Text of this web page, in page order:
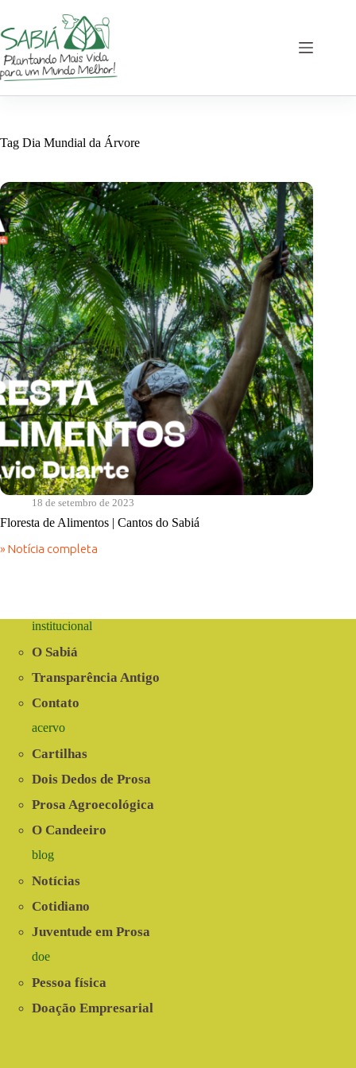
o
conteúdo
Tag Dia Mundial da Árvore
18 de setembro de 2023
Floresta de Alimentos | Cantos do Sabiá
» Notícia completa
Floresta
do
institucional
O Sabiá
Transparência Antigo
Contato
acervo
Cartilhas
Dois Dedos de Prosa
Prosa Agroecológica
O Candeeiro
blog
Notícias
Cotidiano
Juventude em Prosa
doe
Pessoa física
Doação Empresarial